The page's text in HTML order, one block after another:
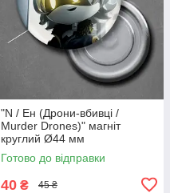
"N / Ен (Дрони-вбивці /
Murder Drones)" магніт
круглий Ø44 мм
Готово до відправки
40 ₴ 45 ₴